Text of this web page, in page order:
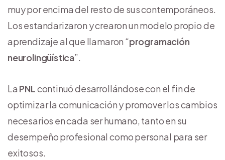
muy por encima del resto de sus contemporáneos.
Los estandarizaron y crearon un modelo propio de
aprendizaje al que llamaron “programación
neurolingüística”.
La PNLcontinuó desarrollándose con el fin de
optimizar la comunicación y promover los cambios
necesarios en cada ser humano, tanto en su
desempeño profesional como personal para ser
exitosos.